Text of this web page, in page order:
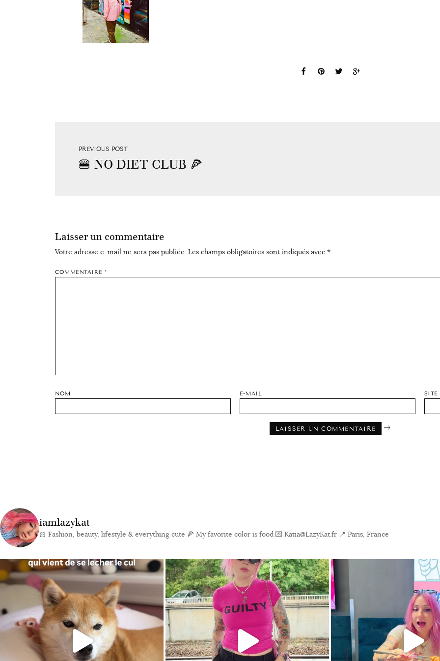
PREVIOUS POST
🍔 NO DIET CLUB 🍕
Laisser un commentaire
Votre adresse e-mail ne sera pas publiée. Les champs obligatoires sont indiqués avec *
COMMENTAIRE *
NOM E-MAIL SITE
iamlazykat
🎀 Fashion, beauty, lifestyle & everything cute 🍕 My favorite color is food 💌 Katia@LazyKat.fr 📍 Paris, France